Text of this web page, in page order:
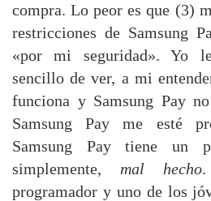
compra. Lo peor es que (3)
restricciones de Samsung
«por mi seguridad». Yo
sencillo de ver, a mi
funciona y Samsung Pay
Samsung Pay me esté
Samsung Pay tiene un
simplemente, mal hecho
programador y uno de los